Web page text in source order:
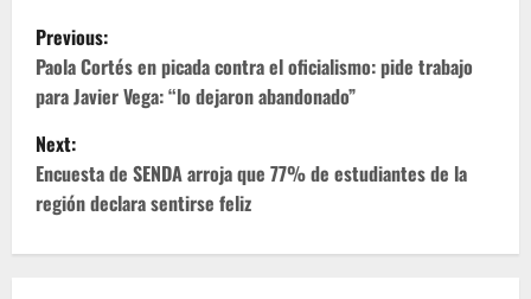
P
o
s
t
n
Previous:
Paola Cortés en picada contra el oficialismo: pide trabajo
para Javier Vega: “lo dejaron abandonado”
Next:
Encuesta de SENDA arroja que 77% de estudiantes de la
región declara sentirse feliz